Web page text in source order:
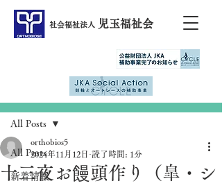
社会福祉法人 児玉福祉会
All Posts
新着情報
All Posts
十三夜お饅頭作り（皐・シ
orthobios5
2024年11月12日 読了時間: 1分